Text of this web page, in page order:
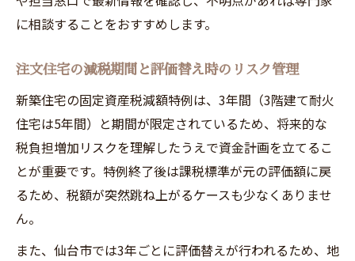
に相談することをおすすめします。
注文住宅の減税期間と評価替え時のリスク管理
新築住宅の固定資産税減額特例は、3年間（3階建て耐火
住宅は5年間）と期間が限定されているため、将来的な
税負担増加リスクを理解したうえで資金計画を立てるこ
とが重要です。特例終了後は課税標準が元の評価額に戻
るため、税額が突然跳ね上がるケースも少なくありませ
ん。
また、仙台市では3年ごとに評価替えが行われるため、地